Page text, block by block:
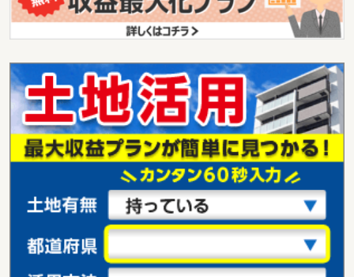
土地面積 274.95m²
価 格
1,250万円
住 所
千葉県千葉市稲毛区園生町
用途地域 １種中高
土地面積 108.28m²
千葉県千葉市稲毛区小仲台９丁目
価 格
4,100万円
住 所
千葉県千葉市稲毛区小仲台９丁目
用途地域 １種中高